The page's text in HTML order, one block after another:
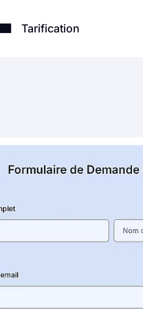
Tarification